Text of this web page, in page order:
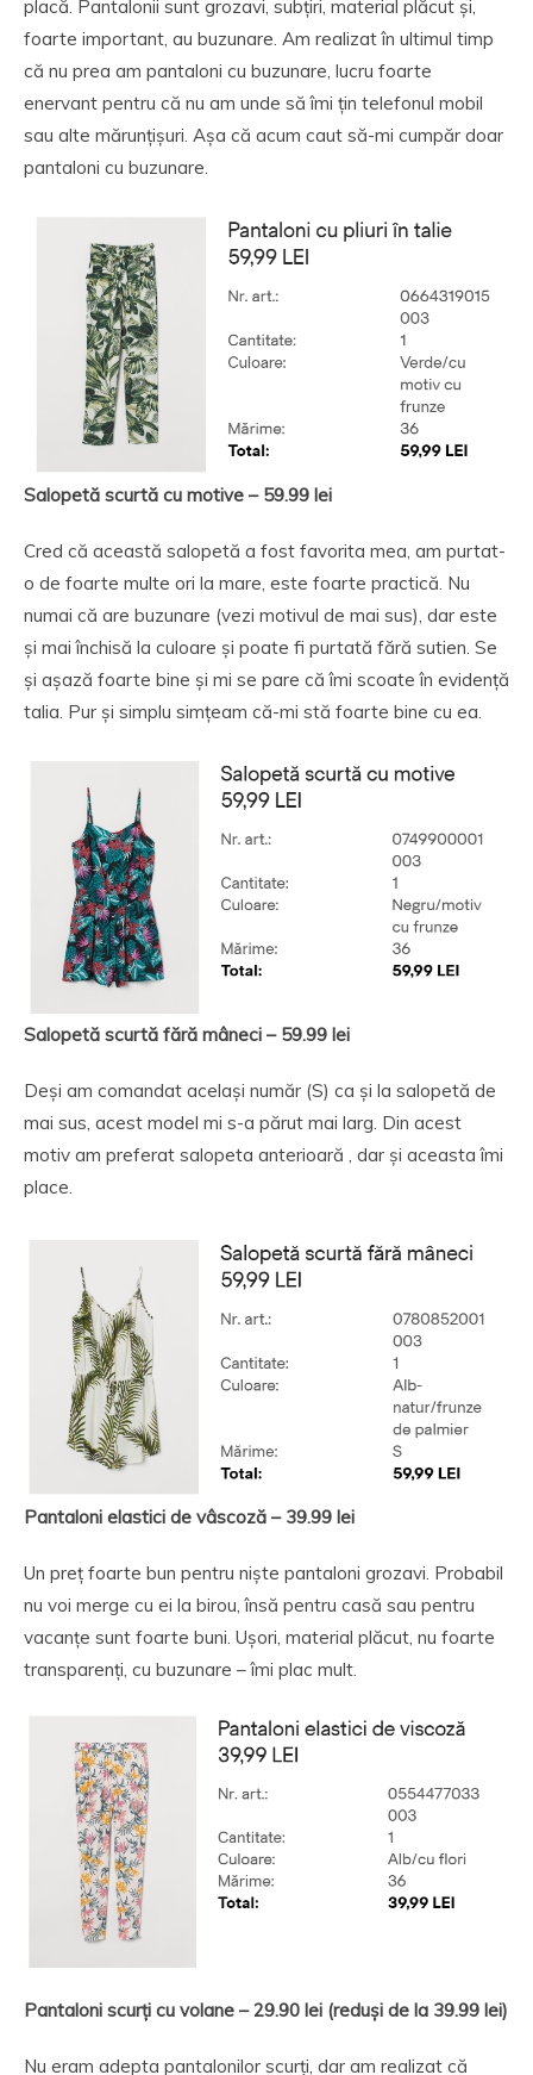
placă. Pantalonii sunt grozavi, subțiri, material plăcut și,
foarte important, au buzunare. Am realizat în ultimul timp
că nu prea am pantaloni cu buzunare, lucru foarte
enervant pentru că nu am unde să îmi țin telefonul mobil
sau alte mărunțișuri. Așa că acum caut să-mi cumpăr doar
pantaloni cu buzunare.
Salopetă scurtă cu motive – 59.99 lei
Cred că această salopetă a fost favorita mea, am purtat-
o de foarte multe ori la mare, este foarte practică. Nu
numai că are buzunare (vezi motivul de mai sus), dar este
și mai închisă la culoare și poate fi purtată fără sutien. Se
și așază foarte bine și mi se pare că îmi scoate în evidență
talia. Pur și simplu simțeam că-mi stă foarte bine cu ea.
Salopetă scurtă fără mâneci – 59.99 lei
Deși am comandat același număr (S) ca și la salopetă de
mai sus, acest model mi s-a părut mai larg. Din acest
motiv am preferat salopeta anterioară , dar și aceasta îmi
place.
Pantaloni elastici de vâscoză – 39.99 lei
Un preț foarte bun pentru niște pantaloni grozavi. Probabil
nu voi merge cu ei la birou, însă pentru casă sau pentru
vacanțe sunt foarte buni. Ușori, material plăcut, nu foarte
transparenți, cu buzunare – îmi plac mult.
Pantaloni scurți cu volane – 29.90 lei (reduși de la 39.99 lei)
Nu eram adepta pantalonilor scurți, dar am realizat că